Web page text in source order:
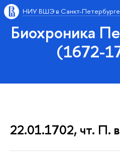
НИУ ВШЭ в Санкт-Петербурге
Биохроника
(1672-
22.01.1702, чт. П.